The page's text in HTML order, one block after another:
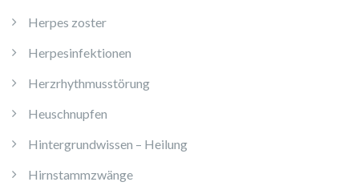
Herpes zoster
Herpesinfektionen
Herzrhythmusstörung
Heuschnupfen
Hintergrundwissen – Heilung
Hirnstammzwänge